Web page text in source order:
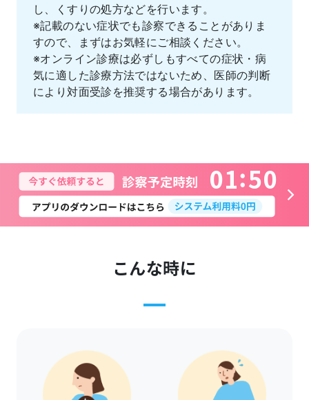
し、くすりの処方などを行います。
※記載のない症状でも診察できることがありま
すので、まずはお気軽にご相談ください。
※オンライン診療は必ずしもすべての症状・病
気に適した診療方法ではないため、医師の判断
により対面受診を推奨する場合があります。
01 50
こんな時に